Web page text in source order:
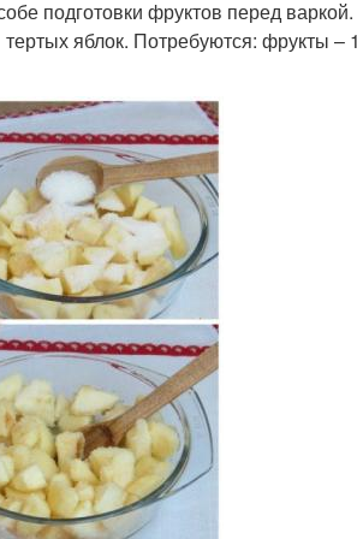
подготовки фруктов перед
яблок. Потребуются: фрукты –